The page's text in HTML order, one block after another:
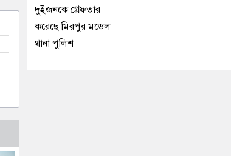
দুইজনকে গ্রেফতার
করেছে মিরপুর মডেল
থানা পুলিশ